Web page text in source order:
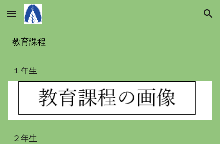
Skip to main content Skip to navigation
教育課程
１年生
２年生